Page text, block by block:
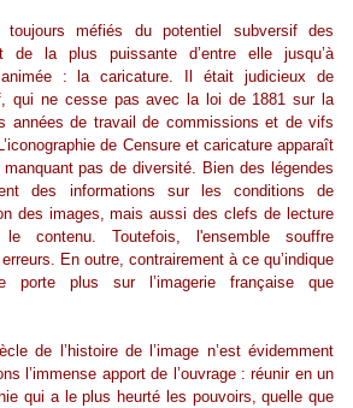
méfiés du potentiel subversif des
de la plus puissante d’entre elle jusqu’à
animée : la caricature. Il était judicieux de
qui ne cesse pas avec la loi de 1881 sur la
années de travail de commissions et de vifs
de Censure et caricature apparaît
pas de diversité. Bien des légendes
des informations sur les conditions de
des images, mais aussi des clefs de lecture
contenu. Toutefois, l'ensemble souffre
En outre, contrairement à ce qu’indique
porte plus sur l’imagerie française que
de l’histoire de l’image n’est évidemment
l’immense apport de l’ouvrage : réunir en un
qui a le plus heurté les pouvoirs, quelle que